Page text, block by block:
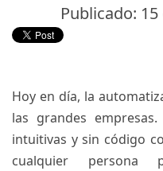
Publicado:
Hoy en día, la
las grandes
intuitivas y sin código
cualquier persona